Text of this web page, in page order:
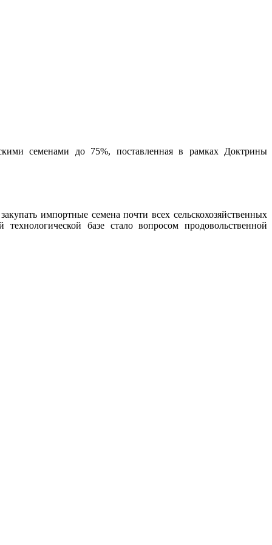
семенами до 75%, поставленная в рамках Доктрины
импортные семена почти всех сельскохозяйственных
базе стало вопросом продовольственной